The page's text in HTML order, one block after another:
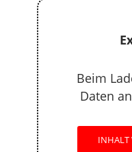
Beim
Daten
INHALT